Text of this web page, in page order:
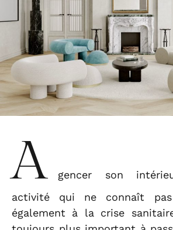
A
gencer son
activité qui ne connaît
également à la crise